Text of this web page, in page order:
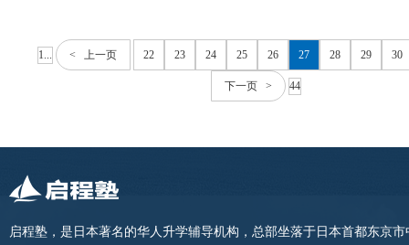
1... < 上一页 22 23 24 25 26 27 28 29 30
下一页 > 44
启程塾，是日本著名的华人升学辅导机构，总部坐落于日本首都东京市